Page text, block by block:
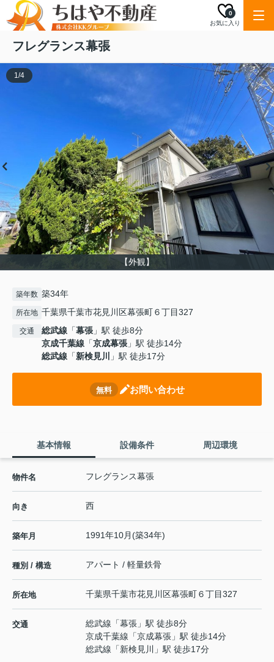
お気に入り
0
フレグランス幕張
【外観】
1/4
築年数 築34年
所在地 千葉県千葉市花見川区幕張町６丁目327
交通 総武線 「幕張 」駅 徒歩8分
京成千葉線 「京成幕張 」駅 徒歩14分
総武線 「新検見川 」駅 徒歩17分
無料 お問い合わせ
基本情報 設備条件 周辺環境
物件名 フレグランス幕張
向き 西
築年月 1991年10月(築34年)
種別 / 構造 アパート / 軽量鉄骨
所在地 千葉県千葉市花見川区幕張町６丁目327
交通 総武線 「幕張 」駅 徒歩8分
京成千葉線 「京成幕張 」駅 徒歩14分
総武線 「新検見川 」駅 徒歩17分